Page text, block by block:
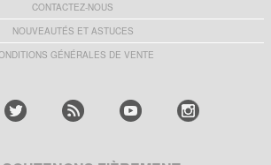
CONTACTEZ-NOUS
NOUVEAUTÉS ET ASTUCES
GÉNÉRALES DE VENTE